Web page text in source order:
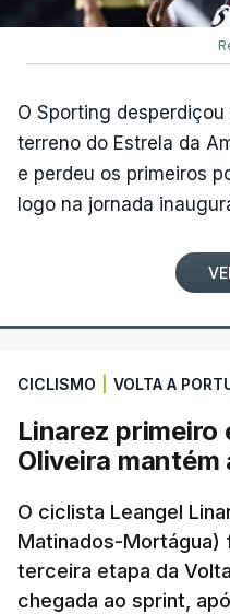
O Sporting
terreno do Estrela da
e perdeu os primeiros
logo na jornada
CICLISMO VOLTA A
Linarez primeiro
Oliveira mantém
O ciclista Leangel
Matinados-Mortágua)
terceira etapa da
chegada ao sprint,